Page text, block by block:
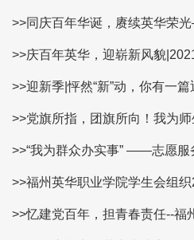
>>同庆百年华诞，赓续英华荣
>>庆百年英华，迎崭新风貌
>>迎新季|怦然“新”动，你有一
>>党旗所指，团旗所向！我为
>>“我为群众办实事” ——志愿服
>>福州英华职业学院学生会组
>>忆建党百年，担青春责任--福